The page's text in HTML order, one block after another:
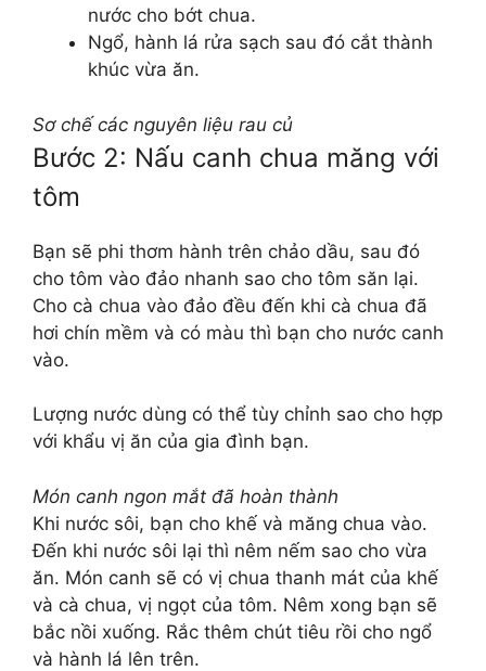
nước cho bớt chua.
Ngổ, hành lá rửa sạch sau đó cắt thành
khúc vừa ăn.
Sơ chế các nguyên liệu rau củ
Bước 2: Nấu canh chua măng với
tôm
Bạn sẽ phi thơm hành trên chảo dầu, sau đó
cho tôm vào đảo nhanh sao cho tôm săn lại.
Cho cà chua vào đảo đều đến khi cà chua đã
hơi chín mềm và có màu thì bạn cho nước canh
vào.
Lượng nước dùng có thể tùy chỉnh sao cho hợp
với khẩu vị ăn của gia đình bạn.
Món canh ngon mắt đã hoàn thành
Khi nước sôi, bạn cho khế và măng chua vào.
Đến khi nước sôi lại thì nêm nếm sao cho vừa
ăn. Món canh sẽ có vị chua thanh mát của khế
và cà chua, vị ngọt của tôm. Nêm xong bạn sẽ
bắc nồi xuống. Rắc thêm chút tiêu rồi cho ngổ
và hành lá lên trên.